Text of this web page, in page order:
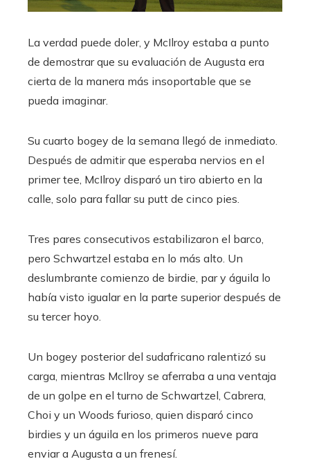
La verdad puede doler, y McIlroy estaba a punto
de demostrar que su evaluación de Augusta era
cierta de la manera más insoportable que se
pueda imaginar.
Su cuarto bogey de la semana llegó de inmediato.
Después de admitir que esperaba nervios en el
primer tee, McIlroy disparó un tiro abierto en la
calle, solo para fallar su putt de cinco pies.
Tres pares consecutivos estabilizaron el barco,
pero Schwartzel estaba en lo más alto. Un
deslumbrante comienzo de birdie, par y águila lo
había visto igualar en la parte superior después de
su tercer hoyo.
Un bogey posterior del sudafricano ralentizó su
carga, mientras McIlroy se aferraba a una ventaja
de un golpe en el turno de Schwartzel, Cabrera,
Choi y un Woods furioso, quien disparó cinco
birdies y un águila en los primeros nueve para
enviar a Augusta a un frenesí.